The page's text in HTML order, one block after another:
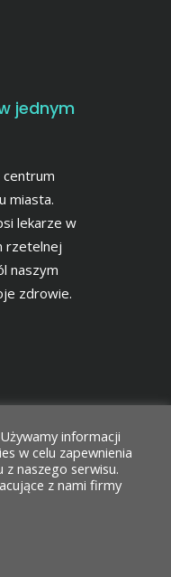
jednym
miasta.
lekarze w
rzetelnej
naszym
zdrowie.
Reklamowa
informacji
w celu zapewnienia
naszego serwisu.
z nami firmy